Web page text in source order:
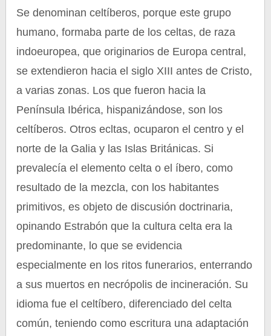
Se denominan celtíberos, porque este grupo
humano, formaba parte de los celtas, de raza
indoeuropea, que originarios de Europa central,
se extendieron hacia el siglo XIII antes de Cristo,
a varias zonas. Los que fueron hacia la
Península Ibérica, hispanizándose, son los
celtíberos. Otros ecltas, ocuparon el centro y el
norte de la Galia y las Islas Británicas. Si
prevalecía el elemento celta o el íbero, como
resultado de la mezcla, con los habitantes
primitivos, es objeto de discusión doctrinaria,
opinando Estrabón que la cultura celta era la
predominante, lo que se evidencia
especialmente en los ritos funerarios, enterrando
a sus muertos en necrópolis de incineración. Su
idioma fue el celtíbero, diferenciado del celta
común, teniendo como escritura una adaptación